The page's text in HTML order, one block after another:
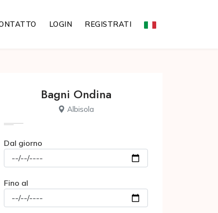
LOGIN REGISTRATI
Bagni Ondina
Albisola
Dal giorno
Fino al